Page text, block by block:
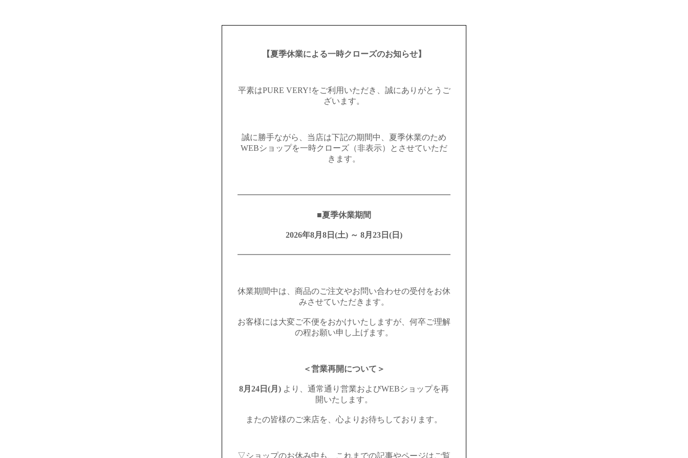
【夏季休業による一時クローズのお知らせ】
平素はPURE VERY!をご利用いただき、誠にありがとうご
ざいます。
誠に勝手ながら、当店は下記の期間中、夏季休業のため
WEBショップを一時クローズ（非表示）とさせていただ
きます。
━━━━━━━━━━━━━━━━━━━━━━━━━━
■夏季休業期間
2026年8月8日(土) ～ 8月23日(日)
━━━━━━━━━━━━━━━━━━━━━━━━━━
休業期間中は、商品のご注文やお問い合わせの受付をお休
みさせていただきます。
お客様には大変ご不便をおかけいたしますが、何卒ご理解
の程お願い申し上げます。
＜営業再開について＞
8月24日(月) より、通常通り営業およびWEBショップを再
開いたします。
またの皆様のご来店を、心よりお待ちしております。
▽ショップのお休み中も、これまでの記事やページはご覧